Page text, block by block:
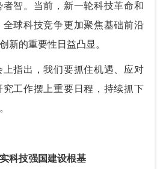
智。当前，新一轮科技革命和
球科技竞争更加聚焦基础前沿
新的重要性日益凸显。
指出，我们要抓住机遇、应对
工作摆上重要日程，持续抓下
技强国建设根基